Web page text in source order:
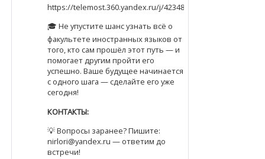
https://telemost.360.yandex.ru/j/42348171589796
🎓 Не упустите шанс узнать всё о
факультете иностранных языков от
того, кто сам прошёл этот путь — и
помогает другим пройти его
успешно. Ваше будущее начинается
с одного шага — сделайте его уже
сегодня!
КОНТАКТЫ:
💡 Вопросы заранее? Пишите:
nirlori@yandex.ru — ответим до
встречи!